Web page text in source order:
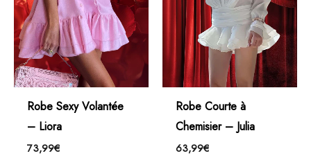
Robe Sexy Volantée
– Liora
73,99€
Robe Courte à
Chemisier – Julia
63,99€